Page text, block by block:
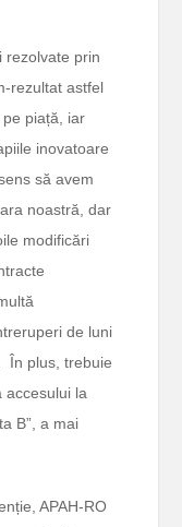
rezolvate prin
rezultat astfel
piață, iar
inovatoare
să avem
noastră, dar
modificări
de luni
În plus, trebuie
accesului la
B”, a mai
APAH-RO